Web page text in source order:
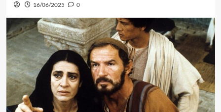
16/06/2025 0